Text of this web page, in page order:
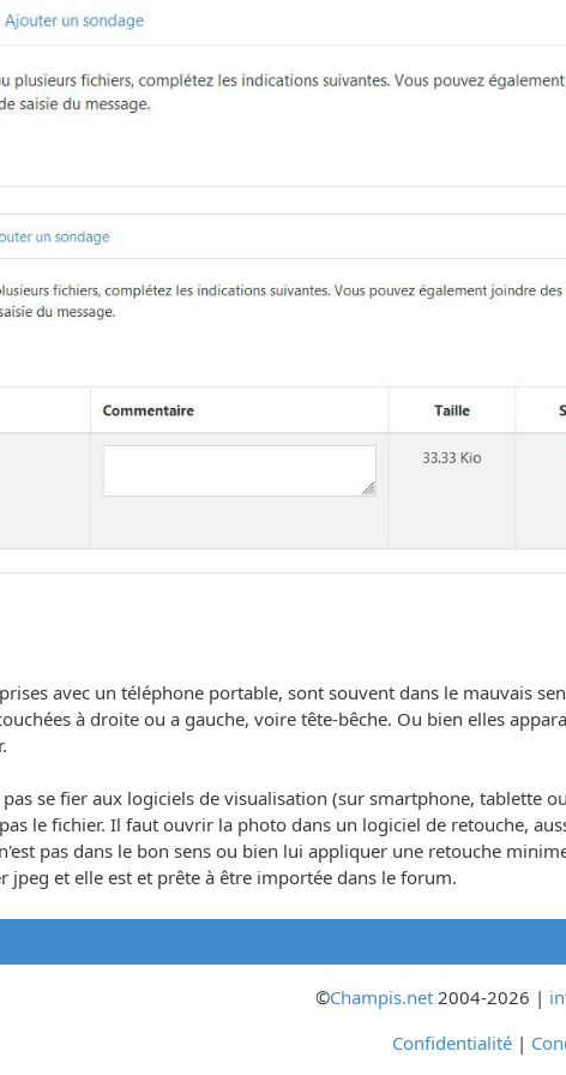
avec un téléphone portable, sont souvent dans le mauvais
à droite ou a gauche, voire tête-bêche. Ou bien elles
se fier aux logiciels de visualisation (sur smartphone,
le fichier. Il faut ouvrir la photo dans un logiciel de retouche,
pas dans le bon sens ou bien lui appliquer une retouche
jpeg et elle est et prête à être importée dans le forum.
©Champis.net2004-2026 |
Confidentialité |